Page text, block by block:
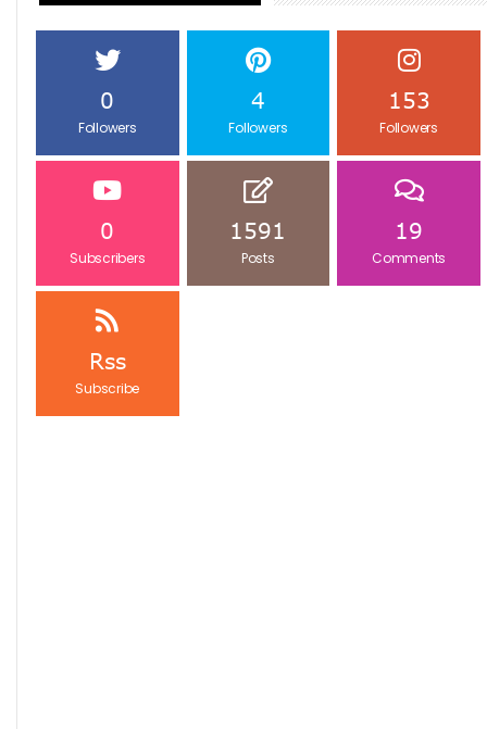
0
Followers
4
Followers
153
Followers
0
Subscribers
1591
Posts
19
Comments
Rss
Subscribe